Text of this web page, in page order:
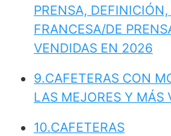
PRENSA, DEFINICIÓN,
FRANCESA/DE
VENDIDAS EN 2026
9.CAFETERAS CON
LAS MEJORES Y MÁS
10.CAFETERAS